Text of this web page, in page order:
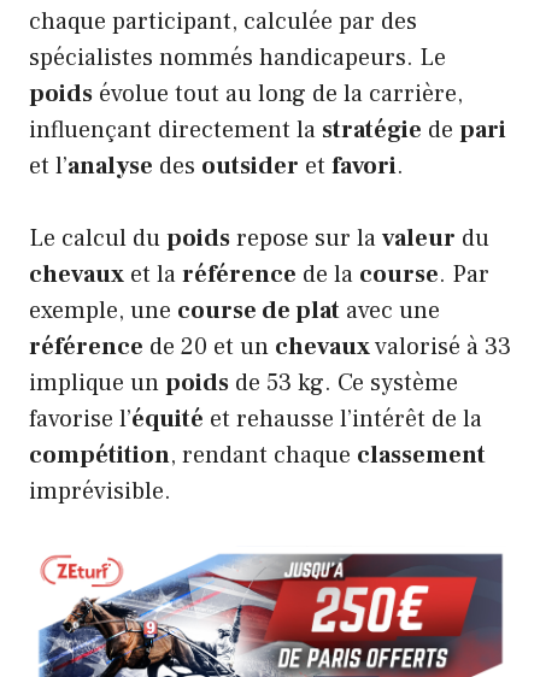
chaque participant, calculée par des
spécialistes nommés handicapeurs. Le
poids évolue tout au long de la carrière,
influençant directement la stratégie de pari
et l’analyse des outsider et favori.
Le calcul dupoidsrepose sur lavaleur du
chevaux et laréférence de la course. Par
exemple, une course de plat avec une
référence de 20 et un chevauxvalorisé à 33
implique unpoids de 53 kg. Ce système
favorise l’équité et rehausse l’intérêt de la
compétition, rendant chaque classement
imprévisible.